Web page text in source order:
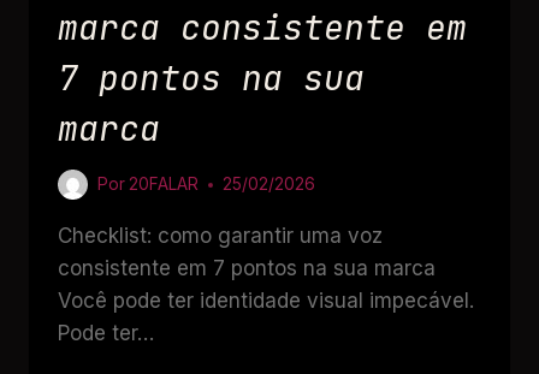
marca consistente em
7 pontos na sua
marca
Por20FALAR 25/02/2026
Checklist: como garantir uma voz
consistente em 7 pontos na sua marca
Você pode ter identidade visual impecável.
Pode ter…